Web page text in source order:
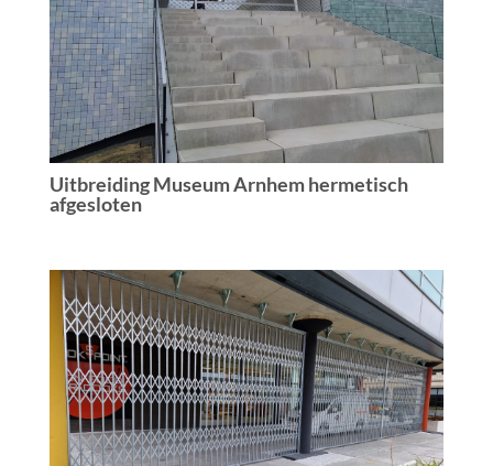
Uitbreiding Museum Arnhem hermetisch
afgesloten